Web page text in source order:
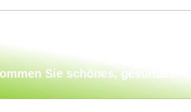
Sie schönes, gesundes